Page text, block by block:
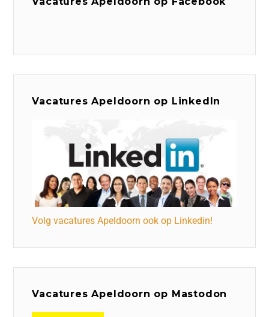
Vacatures Apeldoorn op LinkedIn
Volg vacatures Apeldoorn ook op Linkedin!
Vacatures Apeldoorn op Mastodon